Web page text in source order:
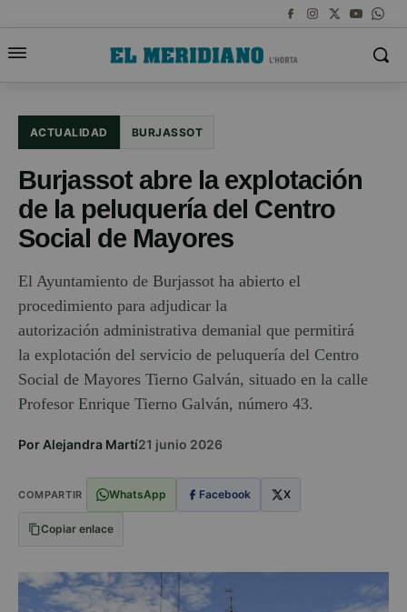
ACTUALIDAD BURJASSOT
Burjassot abre la explotación
de la peluquería del Centro
Social de Mayores
El Ayuntamiento de Burjassot ha abierto el
procedimiento para adjudicar la
autorización administrativa demanial que permitirá
la explotación del servicio de peluquería del Centro
Social de Mayores Tierno Galván, situado en la calle
Profesor Enrique Tierno Galván, número 43.
Por Alejandra Martí21 junio 2026
COMPARTIR WhatsApp Facebook X
Copiar enlace